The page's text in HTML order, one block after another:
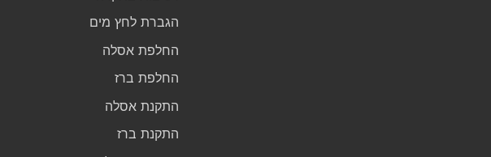
הגברת לחץ מים
החלפת אסלה
החלפת ברז
התקנת אסלה
התקנת ברז